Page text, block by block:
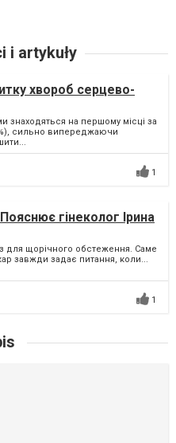
i artykuły
хвороб серцево-
знаходяться на першому місці за
сильно випереджаючи
1
гінеколог Ірина
для щорічного обстеження. Саме
завжди задає питання, коли...
1